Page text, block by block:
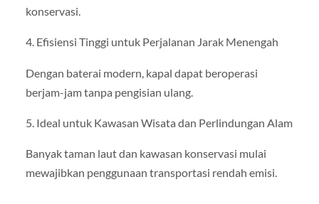
konservasi.
4. Efisiensi Tinggi untuk Perjalanan Jarak Menengah
Dengan baterai modern, kapal dapat beroperasi
berjam-jam tanpa pengisian ulang.
5. Ideal untuk Kawasan Wisata dan Perlindungan Alam
Banyak taman laut dan kawasan konservasi mulai
mewajibkan penggunaan transportasi rendah emisi.